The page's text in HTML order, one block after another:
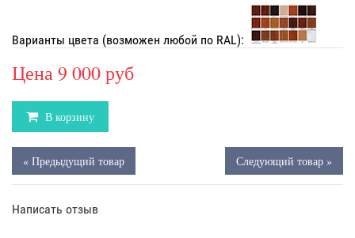
Варианты цвета (возможен любой по RAL):
Цена9 000 руб
В корзину
« Предыдущий товар Следующий товар »
Написать отзыв